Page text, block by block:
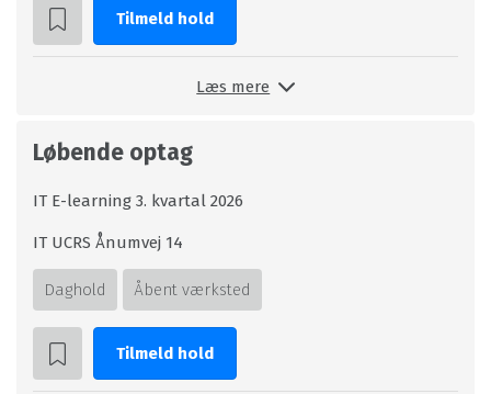
Tilmeld hold
Læs mere
Løbende optag
IT E-learning 3. kvartal 2026
IT UCRS Ånumvej 14
Daghold Åbent værksted
Tilmeld hold